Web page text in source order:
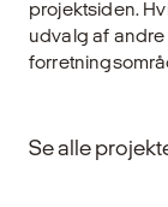
understøtte
rum og
projektsiden.
udvalg af
Se alle